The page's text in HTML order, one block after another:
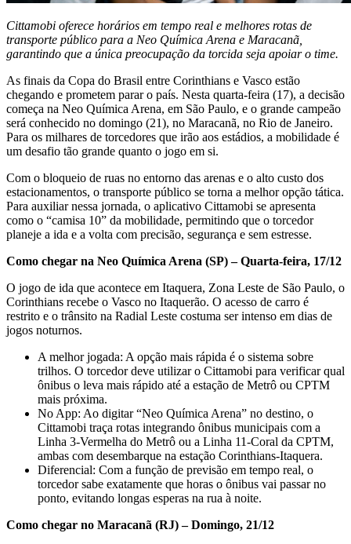
Cittamobi oferece horários em tempo real e melhores rotas de
transporte público para a Neo Química Arena e Maracanã,
garantindo que a única preocupação da torcida seja apoiar o time.
As finais da Copa do Brasil entre Corinthians e Vasco estão
chegando e prometem parar o país. Nesta quarta-feira (17), a decisão
começa na Neo Química Arena, em São Paulo, e o grande campeão
será conhecido no domingo (21), no Maracanã, no Rio de Janeiro.
Para os milhares de torcedores que irão aos estádios, a mobilidade é
um desafio tão grande quanto o jogo em si.
Com o bloqueio de ruas no entorno das arenas e o alto custo dos
estacionamentos, o transporte público se torna a melhor opção tática.
Para auxiliar nessa jornada, o aplicativo Cittamobi se apresenta
como o “camisa 10” da mobilidade, permitindo que o torcedor
planeje a ida e a volta com precisão, segurança e sem estresse.
Como chegar na Neo Química Arena (SP) – Quarta-feira, 17/12
O jogo de ida que acontece em Itaquera, Zona Leste de São Paulo, o
Corinthians recebe o Vasco no Itaquerão. O acesso de carro é
restrito e o trânsito na Radial Leste costuma ser intenso em dias de
jogos noturnos.
A melhor jogada: A opção mais rápida é o sistema sobre
trilhos. O torcedor deve utilizar o Cittamobi para verificar qual
ônibus o leva mais rápido até a estação de Metrô ou CPTM
mais próxima.
No App: Ao digitar “Neo Química Arena” no destino, o
Cittamobi traça rotas integrando ônibus municipais com a
Linha 3-Vermelha do Metrô ou a Linha 11-Coral da CPTM,
ambas com desembarque na estação Corinthians-Itaquera.
Diferencial: Com a função de previsão em tempo real, o
torcedor sabe exatamente que horas o ônibus vai passar no
ponto, evitando longas esperas na rua à noite.
Como chegar no Maracanã (RJ) – Domingo, 21/12